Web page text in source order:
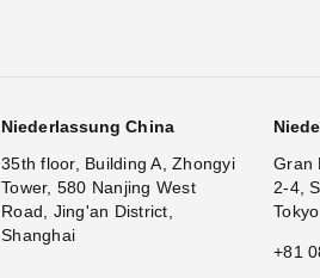
Niederlassung China
35th floor, Building A, Zhongyi
Tower, 580 Nanjing West
Road, Jing'an District,
Shanghai
Gran
2-4,
Tokyo
+81